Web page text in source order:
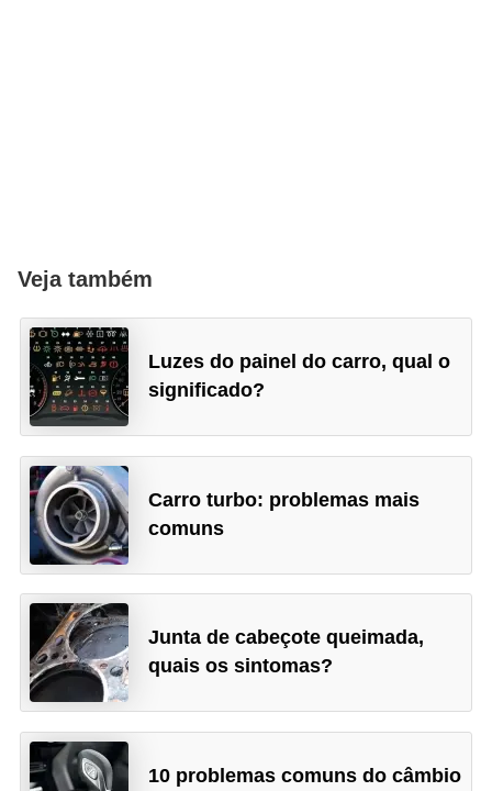
Veja também
Luzes do painel do carro, qual o
significado?
Carro turbo: problemas mais
comuns
Junta de cabeçote queimada,
quais os sintomas?
10 problemas comuns do câmbio